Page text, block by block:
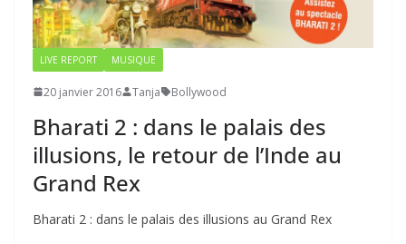
LIVE REPORT MUSIQUE
20 janvier 2016 Tanja Bollywood
Bharati 2 : dans le palais des
illusions, le retour de l’Inde au
Grand Rex
Bharati 2 : dans le palais des illusions au Grand Rex